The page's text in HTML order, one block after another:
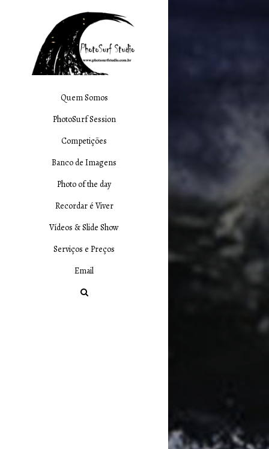
Quem Somos
PhotoSurf Session
Competições
Banco de Imagens
Photo of the day
Recordar é Viver
Vídeos & Slide Show
Serviços e Preços
Email